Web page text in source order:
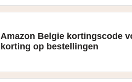
Amazon Belgie kortingscode
korting op bestellingen